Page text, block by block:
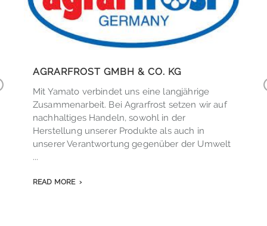
AGRARFROST GMBH & CO. KG
Mit Yamato verbindet uns eine langjährige
Zusammenarbeit. Bei Agrarfrost setzen wir auf
nachhaltiges Handeln, sowohl in der
Herstellung unserer Produkte als auch in
unserer Verantwortung gegenüber der Umwelt
...
READ MORE